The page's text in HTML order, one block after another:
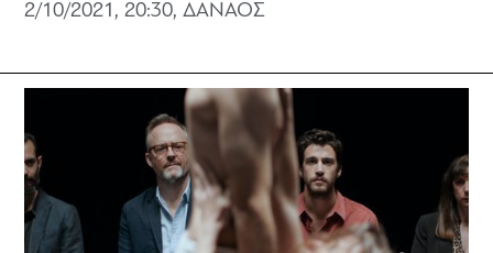
2/10/2021, 20:30, ΔΑΝΑΟΣ